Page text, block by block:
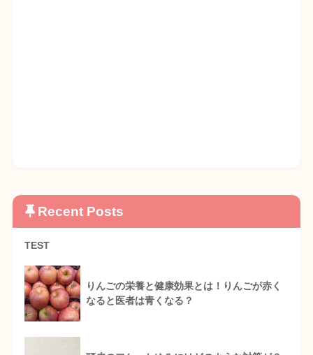
Recent Posts
TEST
りんごの栄養と健康効果とは！りんごが赤く
なると医者は青くなる？